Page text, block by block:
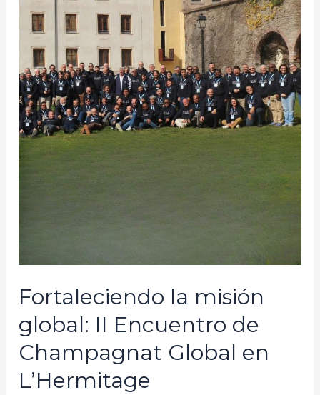
Fortaleciendo la misión
global: II Encuentro de
Champagnat Global en
L’Hermitage